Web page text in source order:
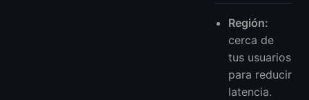
Región:
cerca de
tus usuarios
para reducir
latencia.